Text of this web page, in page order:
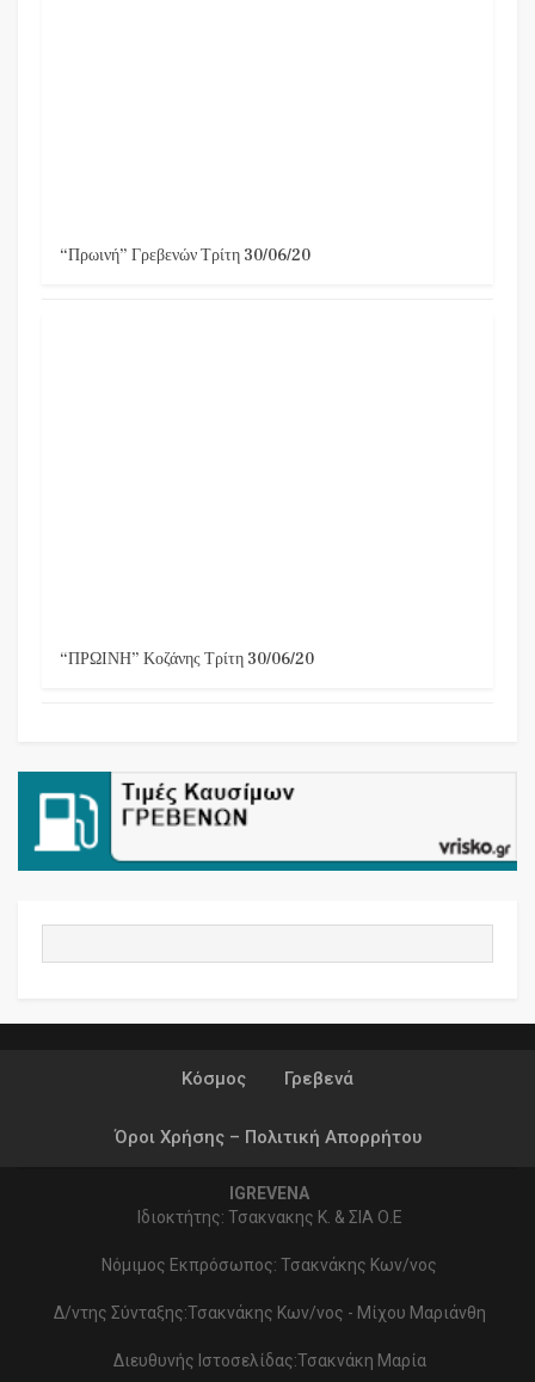
“Πρωινή” Γρεβενών Τρίτη 30/06/20
“ΠΡΩΙΝΗ” Κοζάνης Τρίτη 30/06/20
Κόσμος Γρεβενά
Όροι Χρήσης – Πολιτική Απορρήτου
IGREVENA
Ιδιοκτήτης: Τσακνακης Κ. & ΣΙΑ Ο.Ε
Νόμιμος Εκπρόσωπος: Τσακνάκης Κων/νος
Δ/ντης Σύνταξης:Τσακνάκης Κων/νος - Μίχου Μαριάνθη
Διευθυνής Ιστοσελίδας:Τσακνάκη Μαρία